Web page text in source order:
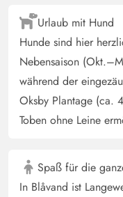
Charlotte Lønfeldt
Danmark
KI Übersetzt (Original
Der Service bei
mehrmals gemietet
Service und
Temperaturregelung
um die Heizung zu
Urlaub mit Hund
Hunde sind hier
Nebensaison
während der
Oksby Plantage (ca.
Toben ohne Leine
Spaß für die
In Blåvand ist